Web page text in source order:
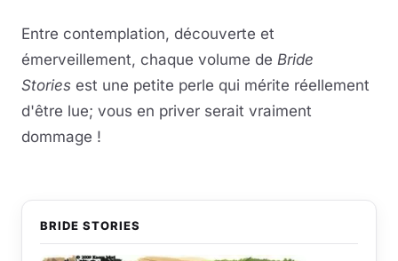
Entre contemplation, découverte et
émerveillement, chaque volume de Bride
Stories est une petite perle qui mérite réellement
d'être lue; vous en priver serait vraiment
dommage !
BRIDE STORIES